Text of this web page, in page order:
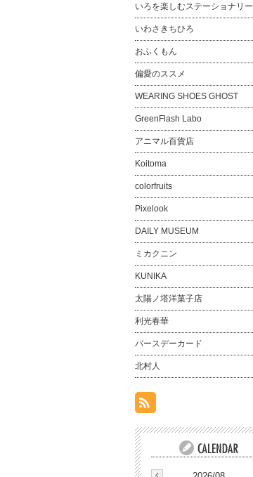
いろを楽しむステーショナリー
いわさきちひろ
おふくもん
偏愛のススメ
WEARING SHOES GHOST
GreenFlash Labo
アニマル百貨店
Koitoma
colorfruits
Pixelook
DAILY MUSEUM
ミカクニン
KUNIKA
太陽ノ塔洋菓子店
利光春華
バースデーカード
北村人